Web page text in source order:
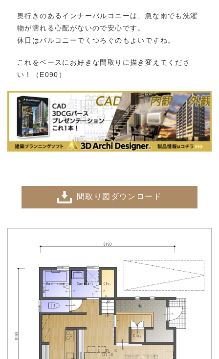
奥行きのあるインナーバルコニーは、急な雨でも洗濯
物が濡れる心配がないので安心です。
休日はバルコニーでくつろぐのもよいですね。
これをベースにお好きな間取りに描き変えてくださ
い！（E090）
間取り図ダウンロード